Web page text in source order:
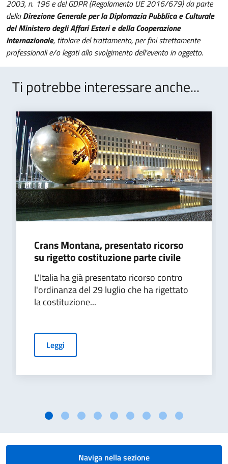
2003, n. 196 e del GDPR (Regolamento UE 2016/679) da parte
dellaDirezione Generale per la Diplomazia Pubblica e Culturale
del Ministero degli Affari Esteri e della Cooperazione
Internazionale, titolare del trattamento, per fini strettamente
professionali e/o legati allo svolgimento dell’evento in oggetto.
Ti potrebbe interessare anche...
Crans Montana, presentato ricorso
su rigetto costituzione parte civile
L'Italia ha già presentato ricorso contro
l'ordinanza del 29 luglio che ha rigettato
la costituzione...
Leggi
Naviga nella sezione